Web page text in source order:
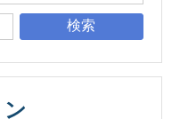
検索